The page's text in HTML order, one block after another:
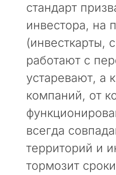
стандарт
инвестора, на
(инвесткарты,
работают с
устаревают, а
компаний, от
всегда
территорий и
тормозит
е
в
о
и
ц
и
л
ь
н
ы
й